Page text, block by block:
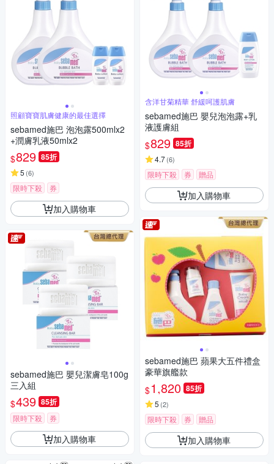
照顧寶寶肌膚健康的最佳選擇
sebamed施巴 泡泡露500mlx2
+潤膚乳液50mlx2
$829 85折
5 (6)
限時下殺 券
加入購物車
sebamed施巴 嬰兒潔膚皂100g
三入組
$439 85折
限時下殺 券
加入購物車
含洋甘菊精華 舒緩呵護肌膚
sebamed施巴 嬰兒泡泡露+乳
液護膚組
$829 85折
4.7(6)
限時下殺 券 贈品
加入購物車
sebamed施巴 蘋果大五件禮盒
豪華旗艦款
$1,820 85折
5 (2)
限時下殺 券 贈品
加入購物車